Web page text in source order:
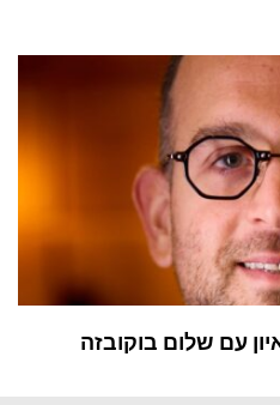
שלום בוקובזה